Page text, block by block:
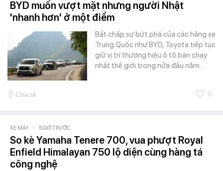
BYD muốn vượt mặt nhưng người Nhật
'nhanh hơn' ở một điểm
Bất chấp sự bứt phá của các hãng xe
Trung Quốc như BYD, Toyota tiếp tục
giữ vị trí thương hiệu ô tô bán chạy
nhất thế giới trong nửa đầu năm…
Chia sẻ 0
XE MÁY - 5 GIỜ TRƯỚC
So kè Yamaha Tenere 700, vua phượt Royal
Enfield Himalayan 750 lộ diện cùng hàng tá
công nghệ